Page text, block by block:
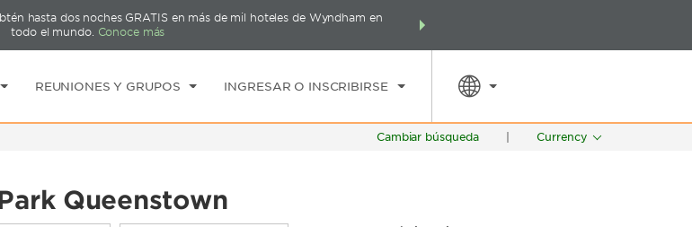
hasta dos noches GRATIS en más de mil hoteles de Wyndham en
todo el mundo. Conoce más
Agrupa tu hotel, vuelos y mucho más con los
REUNIONES Y GRUPOS INGRESAR O INSCRIBIRSE
CHECK OUT
DOM, 09 AGO 2026
1 TARIFAS ESPECIALES
Cambiar búsqueda Currency
Queenstown